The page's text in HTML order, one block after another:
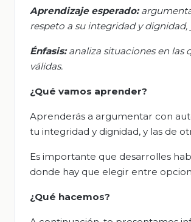
Aprendizaje esperado:a
respeto a su integridad y dignidad,
Énfasis: analiza situaciones en las
válidas.
¿Qué vamos aprender?
Aprenderás a argumentar con
tu integridad y dignidad, y las de
Es importante que desarrolles
donde hay que elegir entre
¿Qué hacemos?